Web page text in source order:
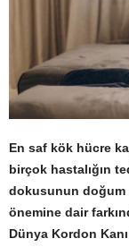
En saf kök hücre
birçok hastalığın
dokusunun doğum
önemine dair
Dünya Kordon